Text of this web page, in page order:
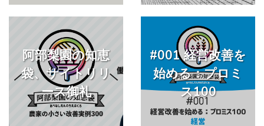
阿部梨園の知恵
袋、サイトリリ
ース御礼
#001 経営改善を
始める：プロミ
ス100